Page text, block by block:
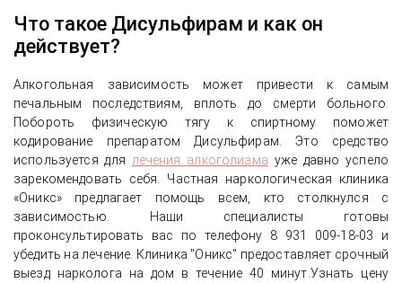
Что такое Дисульфирам и как он
действует?
Алкогольная зависимость может привести к самым
печальным последствиям, вплоть до смерти больного.
Побороть физическую тягу к спиртному поможет
кодирование препаратом Дисульфирам. Это средство
используется для лечения алкоголизма уже давно успело
зарекомендовать себя. Частная наркологическая клиника
«Оникс» предлагает помощь всем, кто столкнулся с
зависимостью. Наши специалисты готовы
проконсультировать вас по телефону 8 931 009-18-03 и
убедить на лечение. Клиника "Оникс" предоставляет срочный
выезд нарколога на дом в течение 40 минут.Узнать цену